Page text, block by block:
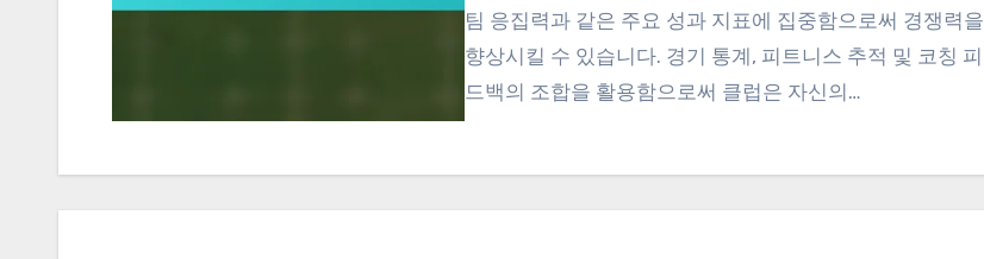
팀 응집력과 같은 주요 성과 지표에 집중함으로써 경쟁력을
향상시킬 수 있습니다. 경기 통계, 피트니스 추적 및 코칭 피
드백의 조합을 활용함으로써 클럽은 자신의…